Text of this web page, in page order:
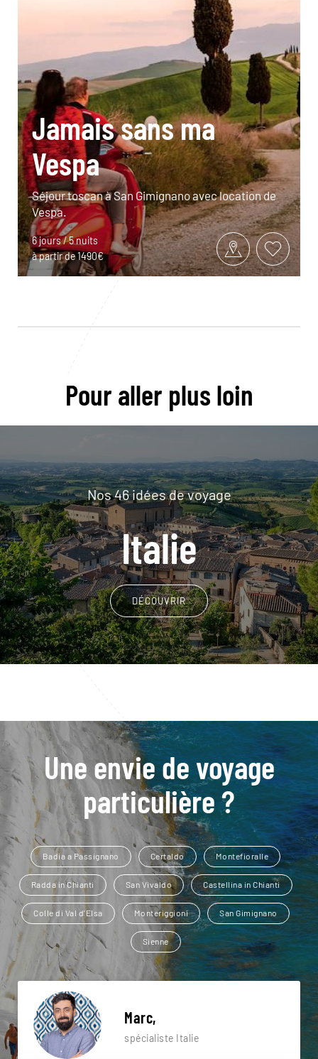
Jamais sans ma
Vespa
Séjour toscan à San Gimignano avec location de
Vespa.
6 jours / 5 nuits
à partir de 1490€
Pour aller plus loin
Nos 46 idées de voyage
Italie
DÉCOUVRIR
Une envie de voyage
particulière ?
Badia a Passignano Certaldo Montefioralle
Radda in Chianti San Vivaldo Castellina in Chianti
Colle di Val d'Elsa Monteriggioni San Gimignano
Sienne
Marc,
spécialiste Italie